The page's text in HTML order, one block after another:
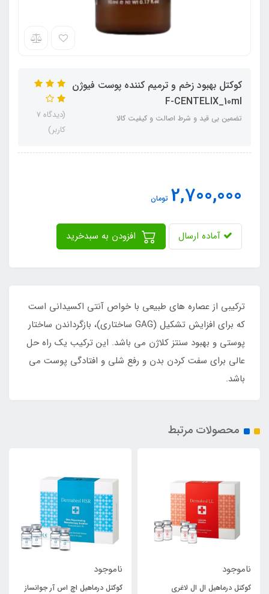
کوکتل بهبود زخم و ترمیم کننده پوست فیوژن
F-CENTELIX_10ml
تضمین بی قید و شرط اصالت و کیفیت کالا
(دیدگاه 7
کاربر)
2,700,000 تومان
آماده ارسال
ترکیبی از عصاره های طبیعی با خواص آنتی اکسیدانی است
که برای افزایش تشکیل (GAG ساختاری)، بازگرداندن ساختار
پوستی و بهبود سنتز کلاژن می باشد. این ترکیب یک راه حل
عالی برای سفت کردن بدن و رفع شلی و افتادگی پوست می
باشد.
محصولات مرتبط
ناموجود
کوکتل درماهیل ال ال لاغری
ناموجود
کوکتل درماهیل اچ اس آر جوانساز